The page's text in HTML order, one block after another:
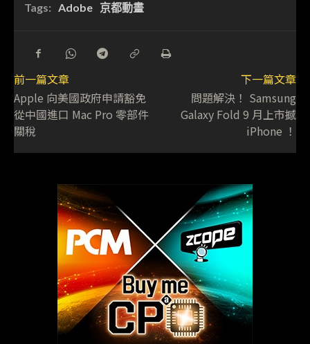
Tags: Adobe 京都動畫
前一篇文章
Apple 向美國政府申請豁免
從中國進口 Mac Pro 零部件
關稅
下一篇文章
問題解決！ Samsung
Galaxy Fold 9 月上市撼
iPhone ！